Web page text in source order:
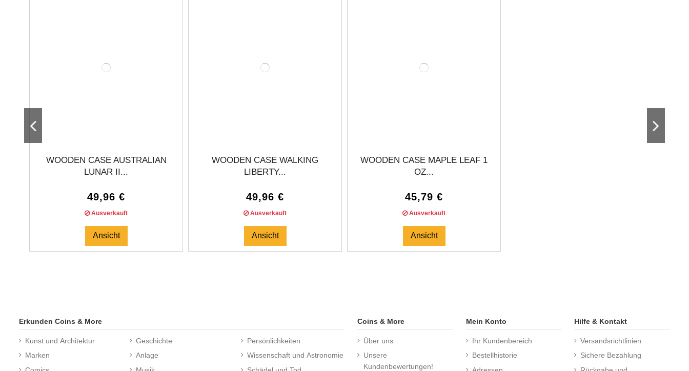
WOODEN CASE AUSTRALIAN
LUNAR II...
49,96 €
Ausverkauft
Ansicht
WOODEN CASE WALKING
LIBERTY...
49,96 €
Ausverkauft
Ansicht
WOODEN CASE MAPLE LEAF 1
OZ...
45,79 €
Ausverkauft
Ansicht
Erkunden Coins & More
Kunst und Architektur
Marken
Geschichte
Anlage
Persönlichkeiten
Wissenschaft und Astronomie
Coins & More
Über uns
Unsere
Kundenbewertungen!
Mein Konto
Ihr Kundenbereich
Bestellhistorie
Hilfe & Kontakt
Versandsrichtlinien
Sichere Bezahlung